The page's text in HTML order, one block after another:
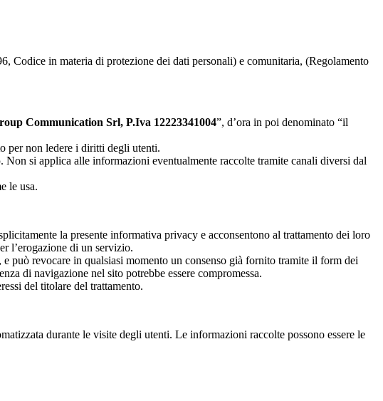
Codice in materia di protezione dei dati personali) e comunitaria, (Regolamento
Communication Srl, P.Iva 12223341004”, d’ora in poi denominato “il
per non ledere i diritti degli utenti.
si applica alle informazioni eventualmente raccolte tramite canali diversi dal
le usa.
la presente informativa privacy e acconsentono al trattamento dei loro
l’erogazione di un servizio.
può revocare in qualsiasi momento un consenso già fornito tramite il form dei
di navigazione nel sito potrebbe essere compromessa.
del titolare del trattamento.
durante le visite degli utenti. Le informazioni raccolte possono essere le